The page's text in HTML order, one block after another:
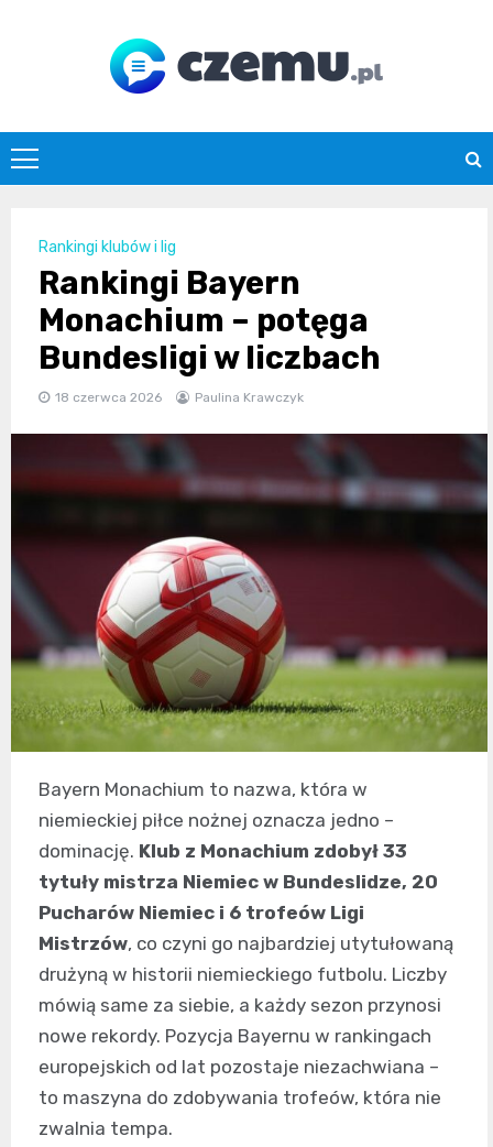
czemu.pl
Rankingi klubów i lig
Rankingi Bayern
Monachium – potęga
Bundesligi w liczbach
18 czerwca 2026 Paulina Krawczyk
Bayern Monachium to nazwa, która w
niemieckiej piłce nożnej oznacza jedno –
dominację. Klub z Monachium zdobył 33
tytuły mistrza Niemiec w Bundeslidze, 20
Pucharów Niemiec i 6 trofeów Ligi
Mistrzów, co czyni go najbardziej utytułowaną
drużyną w historii niemieckiego futbolu. Liczby
mówią same za siebie, a każdy sezon przynosi
nowe rekordy. Pozycja Bayernu w rankingach
europejskich od lat pozostaje niezachwiana –
to maszyna do zdobywania trofeów, która nie
zwalnia tempa.